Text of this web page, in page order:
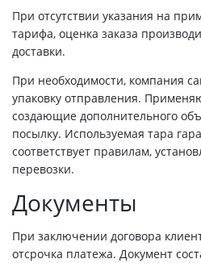
При отсутствии указания на
тарифа, оценка заказа
доставки.
При необходимости, компания
упаковку отправления.
создающие дополнительного
посылку. Используемая тара
соответствует правилам,
перевозки.
Документы
При заключении договора
отсрочка платежа. Документ